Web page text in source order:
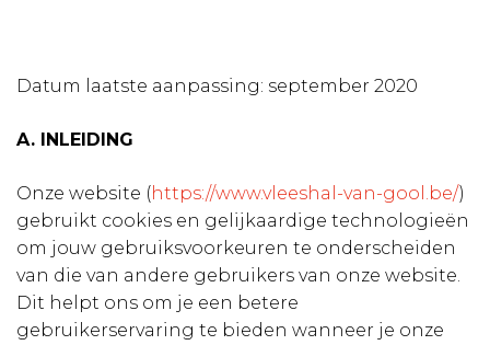
Datum laatste aanpassing: september 2020
A. INLEIDING
Onze website (https://www.vleeshal-van-gool.be/)
gebruikt cookies en gelijkaardige technologieën
om jouw gebruiksvoorkeuren te onderscheiden
van die van andere gebruikers van onze website.
Dit helpt ons om je een betere
gebruikerservaring te bieden wanneer je onze